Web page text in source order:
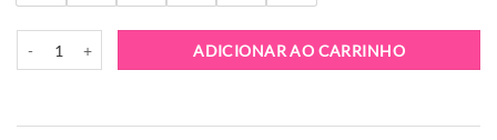
ADICIONAR AO CARRINHO